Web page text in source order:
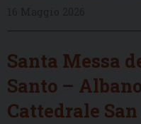
Santa Messa
Santo –
Cattedrale